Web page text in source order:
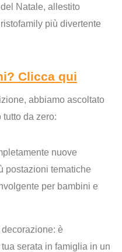
Natale, allestito
più divertente
Clicca qui
abbiamo ascoltato
tutto da zero:
nuove
postazioni tematiche
per bambini e
è
serata in famiglia in un